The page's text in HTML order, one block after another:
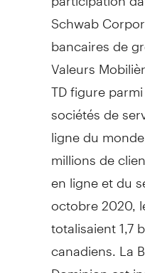
Schwab
bancaires de
Valeurs
TD figure
sociétés de
ligne du
millions de
en ligne et du
octobre 2020,
totalisaient 1,7
canadiens. La